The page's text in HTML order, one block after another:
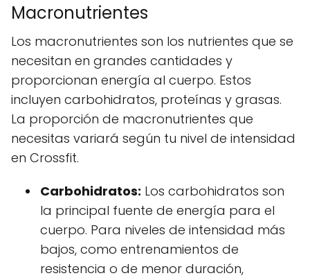
Macronutrientes
Los macronutrientes son los nutrientes que se
necesitan en grandes cantidades y
proporcionan energía al cuerpo. Estos
incluyen carbohidratos, proteínas y grasas.
La proporción de macronutrientes que
necesitas variará según tu nivel de intensidad
en Crossfit.
Carbohidratos: Los carbohidratos son
la principal fuente de energía para el
cuerpo. Para niveles de intensidad más
bajos, como entrenamientos de
resistencia o de menor duración,